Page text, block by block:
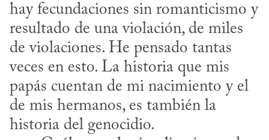
hay fecundaciones sin romanticismo y
resultado de una violación, de miles
de violaciones. He pensado tantas
veces en esto. La historia que mis
papás cuentan de mi nacimiento y el
de mis hermanos, es también la
historia del genocidio.